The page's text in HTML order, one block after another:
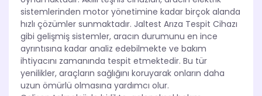
sistemlerinden motor yönetimine kadar birçok alanda
hızlı çözümler sunmaktadır. Jaltest Arıza Tespit Cihazı
gibi gelişmiş sistemler, aracın durumunu en ince
ayrıntısına kadar analiz edebilmekte ve bakım
ihtiyacını zamanında tespit etmektedir. Bu tür
yenilikler, araçların sağlığını koruyarak onların daha
uzun ömürlü olmasına yardımcı olur.